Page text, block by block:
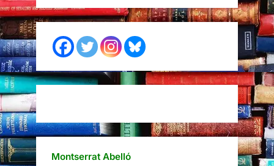
Montserrat Abelló